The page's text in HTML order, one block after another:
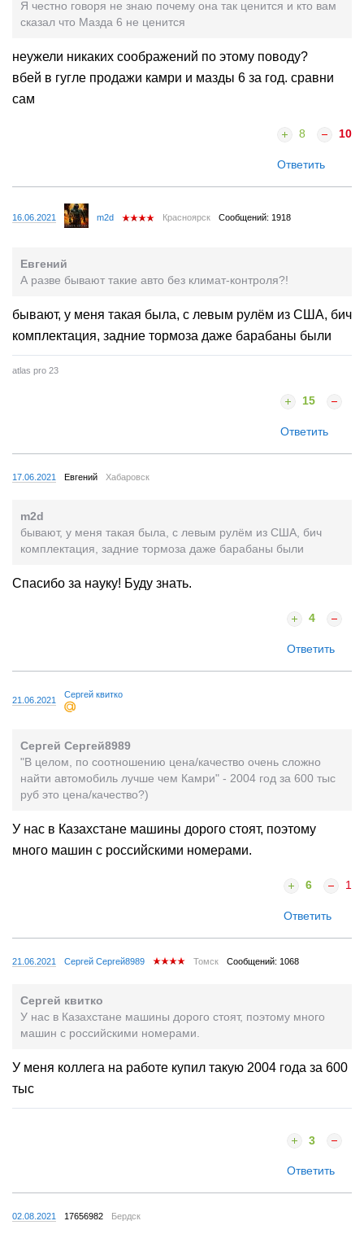
Я честно говоря не знаю почему она так ценится и кто вам
сказал что Мазда 6 не ценится
неужели никаких соображений по этому поводу?
вбей в гугле продажи камри и мазды 6 за год. сравни
сам
8 10
Ответить
16.06.2021 m2d Красноярск Сообщений: 1918
Евгений
А разве бывают такие авто без климат-контроля?!
бывают, у меня такая была, с левым рулём из США, бич
комплектация, задние тормоза даже барабаны были
atlas pro 23
15
Ответить
17.06.2021 Евгений Хабаровск
m2d
бывают, у меня такая была, с левым рулём из США, бич
комплектация, задние тормоза даже барабаны были
Спасибо за науку! Буду знать.
4
Ответить
21.06.2021
Сергей квитко
Сергей Сергей8989
"В целом, по соотношению цена/качество очень сложно
найти автомобиль лучше чем Камри" - 2004 год за 600 тыс
руб это цена/качество?)
У нас в Казахстане машины дорого стоят, поэтому
много машин с российскими номерами.
6 1
Ответить
21.06.2021 Сергей Сергей8989 Томск Сообщений: 1068
Сергей квитко
У нас в Казахстане машины дорого стоят, поэтому много
машин с российскими номерами.
У меня коллега на работе купил такую 2004 года за 600
тыс
3
Ответить
02.08.2021 17656982 Бердск